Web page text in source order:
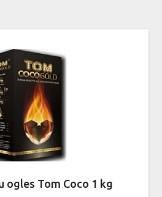
ogles Tom Coco 1 kg